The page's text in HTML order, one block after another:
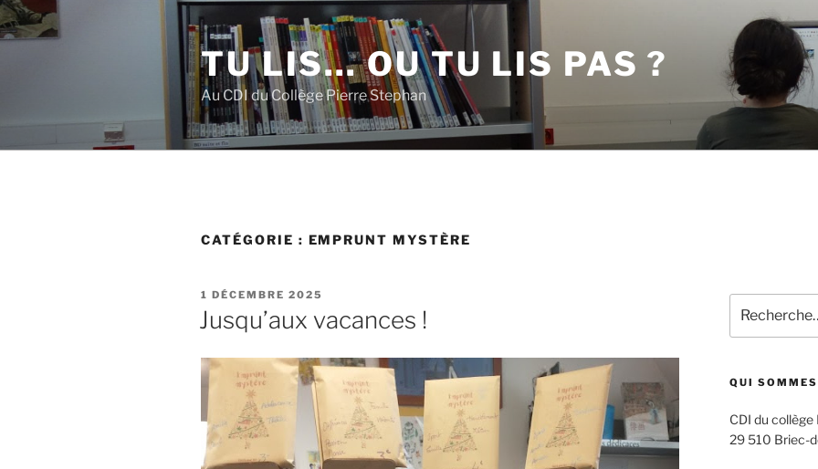
Aller
au
TU LIS… OU TU LIS PAS ?
Au CDI du Collège Pierre Stephan
CATÉGORIE : EMPRUNT MYSTÈRE
PUBLIÉ
LE
1 DÉCEMBRE 2025
Jusqu’aux vacances !
pour
:
QUI
CDI du
29 510 Briec-